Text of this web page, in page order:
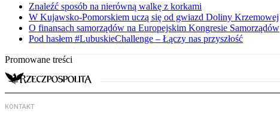
Znaleźć sposób na nierówną walkę z korkami
W Kujawsko-Pomorskiem uczą się od gwiazd Doliny Krzemowej
O finansach samorządów na Europejskim Kongresie Samorządów
Pod hasłem #LubuskieChallenge – Łączy nas przyszłość
Promowane treści
KONTAKT